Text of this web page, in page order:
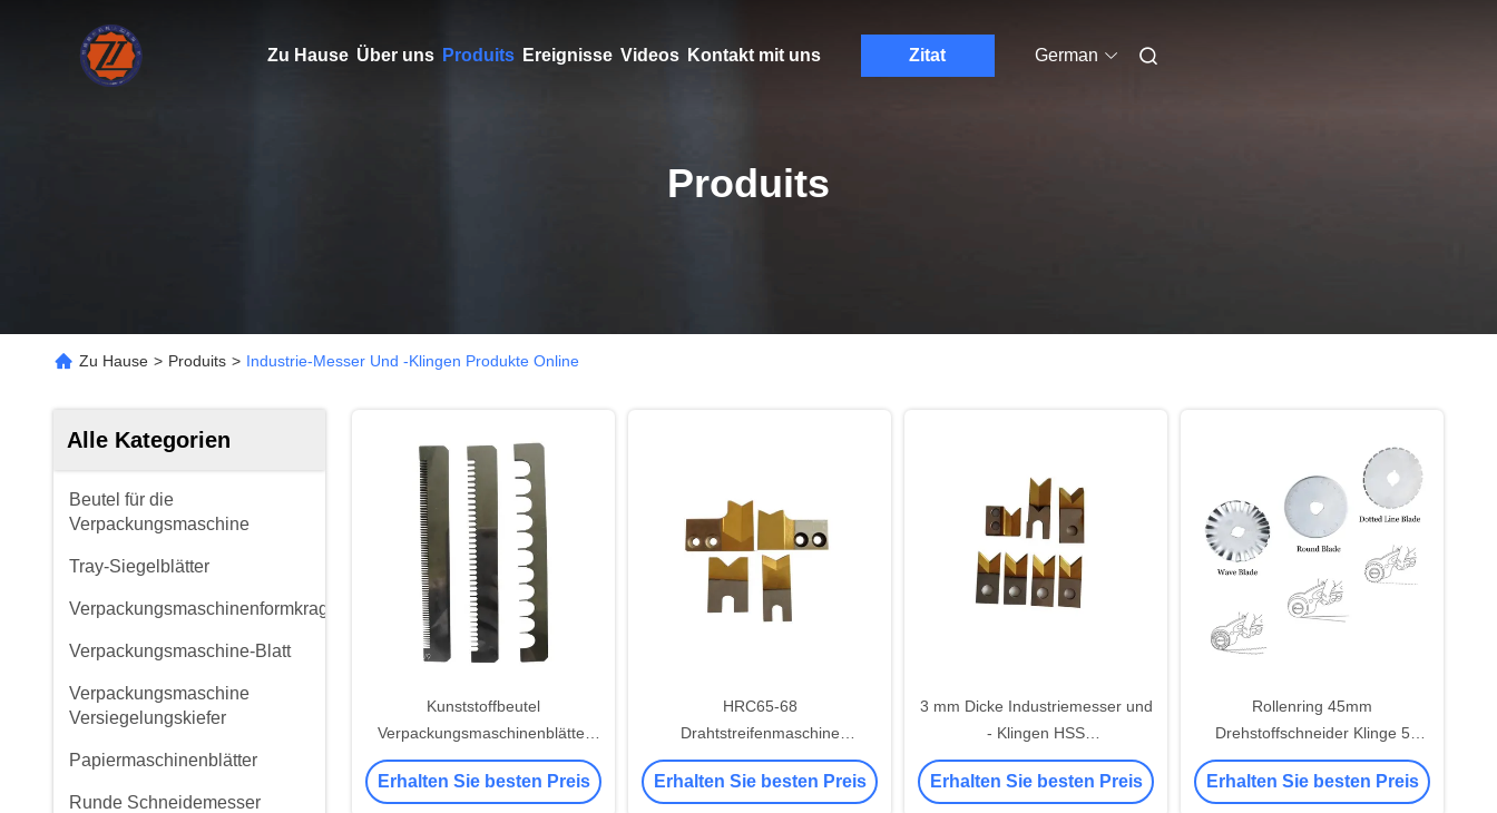
Zu Hause Über uns Produits Ereignisse Videos Kontakt mit uns Zitat German
Produits
Zu Hause > Produits > Industrie-Messer Und -Klingen Produkte Online
Alle Kategorien
Beutel für die
Verpackungsmaschine
Tray-Siegelblätter
Verpackungsmaschinenformkragen
Verpackungsmaschine-Blatt
Verpackungsmaschine
Versiegelungskiefer
Papiermaschinenblätter
Runde Schneidemesser
Kunststoffbeutel
Verpackungsmaschinenblätter
HSS SUS420j2 Material HRC55-
HRC68
Erhalten Sie besten Preis
HRC65-68
Drahtstreifenmaschine
Ersatzblatt Titannbeschichtung
Erhalten Sie besten Preis
3 mm Dicke Industriemesser und
- Klingen HSS
Drahtstreifenmaschine Klinge
Erhalten Sie besten Preis
Rollenring 45mm
Drehstoffschneider Klinge 5
Stück geeignet für Olfa Alfa
Drehstoffschneider
Erhalten Sie besten Preis